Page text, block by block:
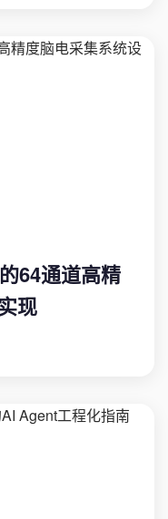
64通道高精
现